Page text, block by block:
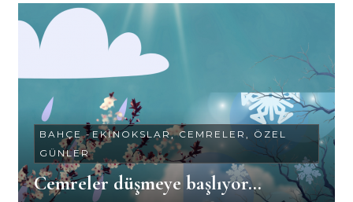
BAHÇE-EKINOKSLAR, CEMRELER, ÖZEL
GÜNLER
Cemreler düşmeye başlıyor…